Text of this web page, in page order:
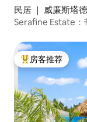
民居 ｜ 威廉斯塔
Serafine Estate：
热门「房客推荐」
房客推荐